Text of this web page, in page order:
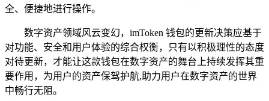
全、便捷地进行操作。
数字资产领域风云变幻，imToken 钱包的更新决策应基于
对功能、安全和用户体验的综合权衡，只有以积极理性的态度
对待更新，才能让这款钱包在数字资产的舞台上持续发挥其重
要作用，为用户的资产保驾护航,助力用户在数字资产的世界
中畅行无阻。